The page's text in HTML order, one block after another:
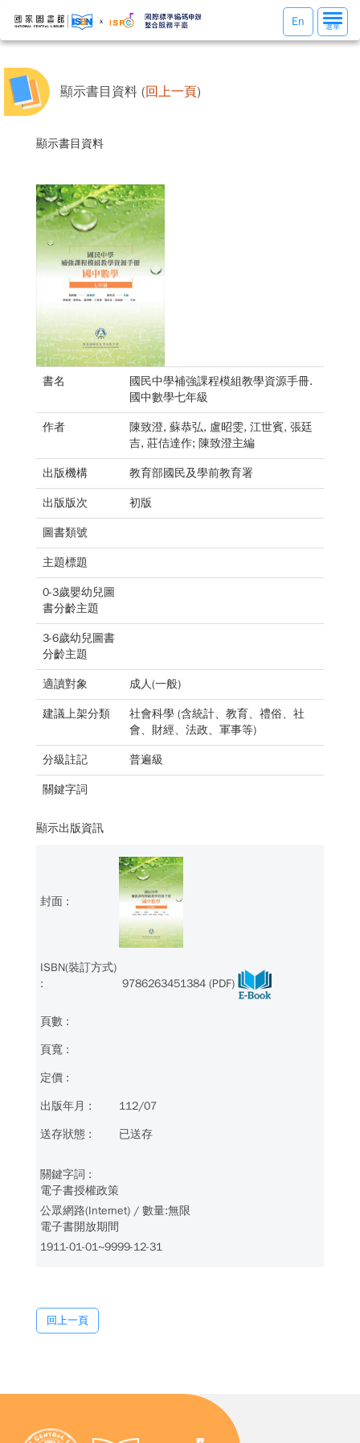
選
單
選單
En
顯示書目資料 (回上一頁)
顯示書目資料
書名
國民中學補強課程模組教學資源手冊.
國中數學七年級
作者
陳致澄, 蘇恭弘, 盧昭雯, 江世賓, 張廷
吉, 莊佶達作; 陳致澄主編
出版機構 教育部國民及學前教育署
出版版次 初版
圖書類號
主題標題
0-3歲嬰幼兒圖
書分齡主題
3-6歲幼兒圖書
分齡主題
適讀對象 成人(一般)
建議上架分類
社會科學 (含統計、教育、禮俗、社
會、財經、法政、軍事等)
分級註記 普遍級
關鍵字詞
顯示出版資訊
9786263451384 (PDF)
112/07
已送存
電子書授權政策
公眾網路(Internet) / 數量:無限
電子書開放期間
1911-01-01~9999-12-31
回上一頁